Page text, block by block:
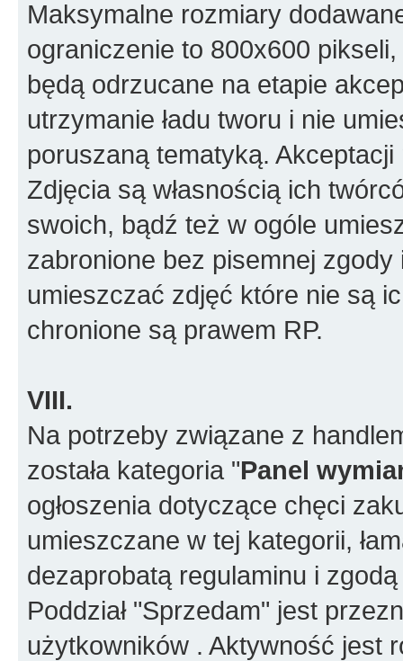
Maksymalne rozmiary
ograniczenie to 800x600
będą odrzucane na etapie
utrzymanie ładu tworu i nie
poruszaną tematyką.
Zdjęcia są własnością ich
swoich, bądź też w ogóle
zabronione bez pisemnej
umieszczać zdjęć które nie są
chronione są prawem RP.
VIII.
Na potrzeby związane z
została kategoria "Panel
ogłoszenia dotyczące chęci
umieszczane w tej kategorii,
dezaprobatą regulaminu i
Poddział "Sprzedam" jest
użytkowników . Aktywność jest